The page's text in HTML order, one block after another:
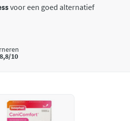
voor een goed alternatief
8,8/10